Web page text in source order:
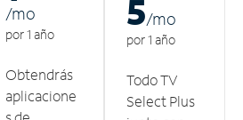
/mo
por 1 año
Obtendrás
aplicacione
5/mo
por 1 año
Todo TV
Select Plus